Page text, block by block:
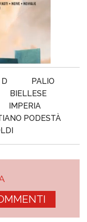
D
PALIO
BIELLESE
IMPERIA
PODESTÀ